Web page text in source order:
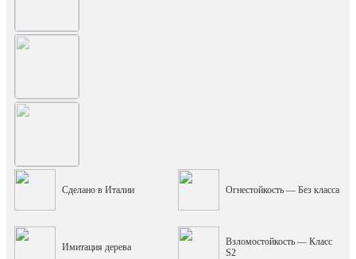
Сделано в Италии Огнестойкость — Без класса
Имитация дерева
Взломостойкость — Класс
S2